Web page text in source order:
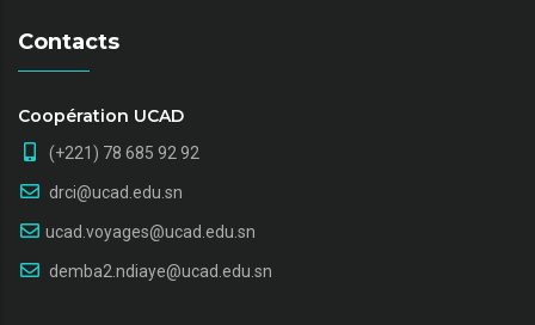
Contacts
Coopération UCAD
(+221) 78 685 92 92
drci@ucad.edu.sn
ucad.voyages@ucad.edu.sn
demba2.ndiaye@ucad.edu.sn